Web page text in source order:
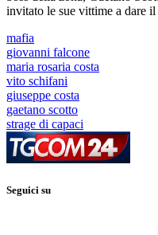
invitato le sue vittime a dare
mafia
giovanni falcone
maria rosaria costa
vito schifani
giuseppe costa
gaetano scotto
strage di capaci
Seguici su